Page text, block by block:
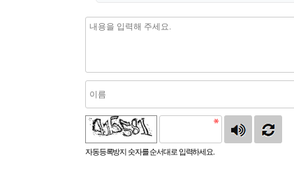
자동등록방지 숫자를 순서대로 입력하세요.